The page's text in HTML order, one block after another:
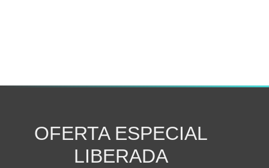
OFERTA ESPECIAL
LIBERADA